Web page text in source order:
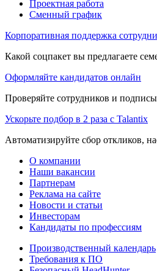
Проектная работа
Сменный график
Корпоративная поддержка
Какой соцпакет вы предлагаете
Оформляйте кандидатов онлайн
Проверяйте сотрудников и
Ускорьте подбор в 2 раза с Talantix
Автоматизируйте сбор откликов,
О компании
Наши вакансии
Партнерам
Реклама на сайте
Новости и статьи
Инвесторам
Кандидаты по профессиям
Производственный календарь
Требования к ПО